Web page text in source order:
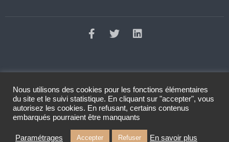
©2023 Tous droits réservés Le Dall Avocat . Réalisation
Raphaelle
Baut
Nous utilisons des cookies pour les fonctions élémentaires
du site et le suivi statistique. En cliquant sur "accepter", vous
autorisez les cookies. En refusant, certains contenus
embarqués pourraient être manquants
Paramétrages Accepter Refuser En savoir plus